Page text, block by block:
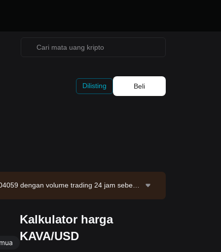
Dilisting Beli
dengan volume trading 24 jam sebesa
Kalkulator harga
KAVA/USD